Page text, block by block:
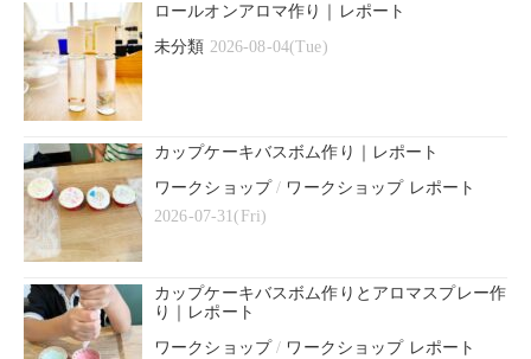
ロールオンアロマ作り｜レポート
未分類 2026-08-04(Tue)
カップケーキバスボム作り｜レポート
ワークショップ/ ワークショップ レポート
2026-07-31(Fri)
カップケーキバスボム作りとアロマスプレー作
り｜レポート
ワークショップ/ ワークショップ レポート